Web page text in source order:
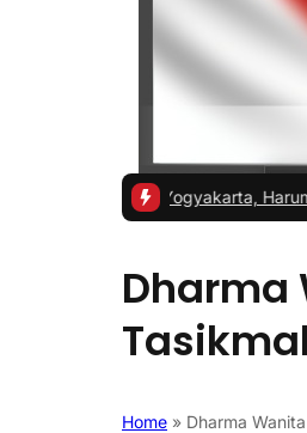
Yogyakarta, Harumkan Nama
Dharma
Home » Dharma